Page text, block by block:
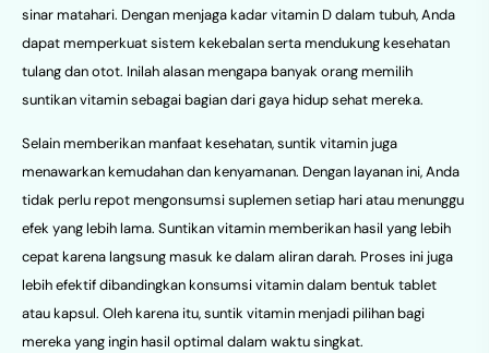
sinar matahari. Dengan menjaga kadar vitamin D dalam tubuh, Anda
dapat memperkuat sistem kekebalan serta mendukung kesehatan
tulang dan otot. Inilah alasan mengapa banyak orang memilih
suntikan vitamin sebagai bagian dari gaya hidup sehat mereka.
Selain memberikan manfaat kesehatan, suntik vitamin juga
menawarkan kemudahan dan kenyamanan. Dengan layanan ini, Anda
tidak perlu repot mengonsumsi suplemen setiap hari atau menunggu
efek yang lebih lama. Suntikan vitamin memberikan hasil yang lebih
cepat karena langsung masuk ke dalam aliran darah. Proses ini juga
lebih efektif dibandingkan konsumsi vitamin dalam bentuk tablet
atau kapsul. Oleh karena itu, suntik vitamin menjadi pilihan bagi
mereka yang ingin hasil optimal dalam waktu singkat.